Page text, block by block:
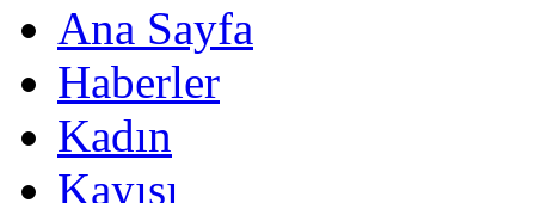
Ana Sayfa
Haberler
Kadın
Kayısı